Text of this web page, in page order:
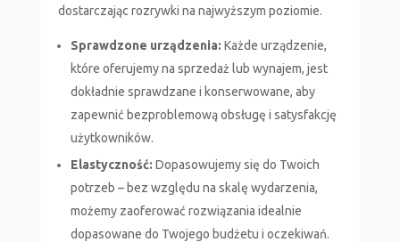
dostarczając rozrywki na najwyższym poziomie.
Sprawdzone urządzenia: Każde urządzenie,
które oferujemy na sprzedaż lub wynajem, jest
dokładnie sprawdzane i konserwowane, aby
zapewnić bezproblemową obsługę i satysfakcję
użytkowników.
Elastyczność: Dopasowujemy się do Twoich
potrzeb – bez względu na skalę wydarzenia,
możemy zaoferować rozwiązania idealnie
dopasowane do Twojego budżetu i oczekiwań.